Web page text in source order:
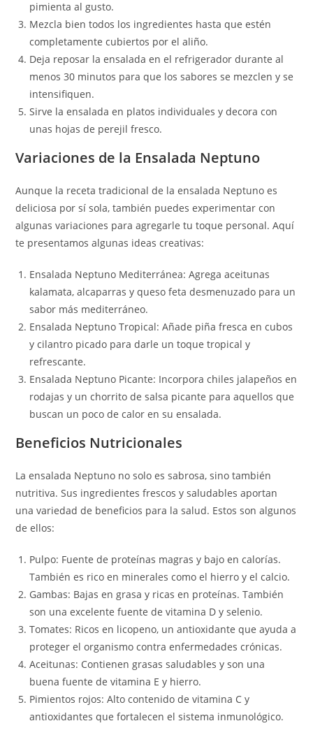
pimienta al gusto.
Mezcla bien todos los ingredientes hasta que estén
completamente cubiertos por el aliño.
Deja reposar la ensalada en el refrigerador durante al
menos 30 minutos para que los sabores se mezclen y se
intensifiquen.
Sirve la ensalada en platos individuales y decora con
unas hojas de perejil fresco.
Variaciones de la Ensalada Neptuno
Aunque la receta tradicional de la ensalada Neptuno es
deliciosa por sí sola, también puedes experimentar con
algunas variaciones para agregarle tu toque personal. Aquí
te presentamos algunas ideas creativas:
Ensalada Neptuno Mediterránea: Agrega aceitunas
kalamata, alcaparras y queso feta desmenuzado para un
sabor más mediterráneo.
Ensalada Neptuno Tropical: Añade piña fresca en cubos
y cilantro picado para darle un toque tropical y
refrescante.
Ensalada Neptuno Picante: Incorpora chiles jalapeños en
rodajas y un chorrito de salsa picante para aquellos que
buscan un poco de calor en su ensalada.
Beneficios Nutricionales
La ensalada Neptuno no solo es sabrosa, sino también
nutritiva. Sus ingredientes frescos y saludables aportan
una variedad de beneficios para la salud. Estos son algunos
de ellos:
Pulpo: Fuente de proteínas magras y bajo en calorías.
También es rico en minerales como el hierro y el calcio.
Gambas: Bajas en grasa y ricas en proteínas. También
son una excelente fuente de vitamina D y selenio.
Tomates: Ricos en licopeno, un antioxidante que ayuda a
proteger el organismo contra enfermedades crónicas.
Aceitunas: Contienen grasas saludables y son una
buena fuente de vitamina E y hierro.
Pimientos rojos: Alto contenido de vitamina C y
antioxidantes que fortalecen el sistema inmunológico.